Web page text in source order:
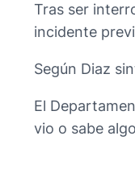
Tras ser
incidente
Según Diaz
El
vio o sabe